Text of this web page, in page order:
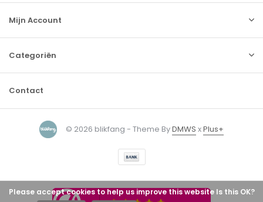
Mijn Account
Categoriën
Contact
© 2026 blikfang - Theme ByDMWS xPlus+
Please accept cookies to help us improve this website Is this OK?